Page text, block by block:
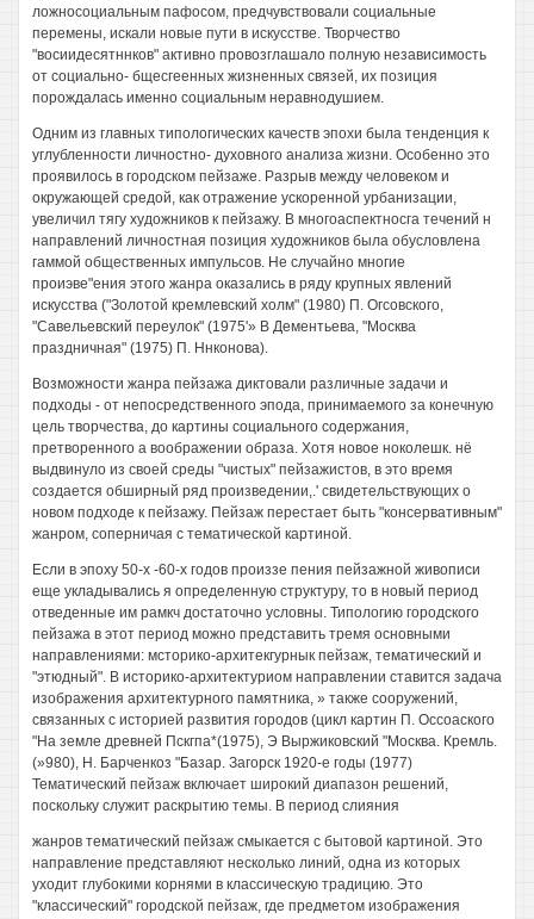
ложносоциальным пафосом, предчувствовали социальные
перемены, искали новые пути в искусстве. Творчество
"восиидесятннков" активно провозглашало полную независимость
от социально- бщесгеенных жизненных связей, их позиция
порождалась именно социальным неравнодушием.
Одним из главных типологических качеств эпохи была тенденция к
углубленности личностно- духовного анализа жизни. Особенно это
проявилось в городском пейзаже. Разрыв между человеком и
окружающей средой, как отражение ускоренной урбанизации,
увеличил тягу художников к пейзажу. В многоаспектносга течений н
направлений личностная позиция художников была обусловлена
гаммой общественных импульсов. Не случайно многие
проиэве"ения этого жанра оказались в ряду крупных явлений
искусства ("Золотой кремлевский холм" (1980) П. Огсовского,
"Савельевский переулок" (1975'» В Дементьева, "Москва
праздничная" (1975) П. Ннконова).
Возможности жанра пейзажа диктовали различные задачи и
подходы - от непосредственного эпода, принимаемого за конечную
цель творчества, до картины социального содержания,
претворенного а воображении образа. Хотя новое ноколешк. нё
выдвинуло из своей среды "чистых" пейзажистов, в это время
создается обширный ряд произведении,.' свидетельствующих о
новом подходе к пейзажу. Пейзаж перестает быть "консервативным"
жанром, соперничая с тематической картиной.
Если в эпоху 50-х -60-х годов произзе пения пейзажной живописи
еще укладывались я определенную структуру, то в новый период
отведенные им рамкч достаточно условны. Типологию городского
пейзажа в этот период можно представить тремя основными
направлениями: мсторико-архитекгурнык пейзаж, тематический и
"этюдный". В историко-архитектуриом направлении ставится задача
изображения архитектурного памятника, » также сооружений,
связанных с историей развития городов (цикл картин П. Оссоаского
"На земле древней Пскгпа*(1975), Э Выржиковский "Москва. Кремль.
(»980), Н. Барченкоз "Базар. Загорск 1920-е годы (1977)
Тематический пейзаж включает широкий диапазон решений,
поскольку служит раскрытию темы. В период слияния
жанров тематический пейзаж смыкается с бытовой картиной. Это
направление представляют несколько линий, одна из которых
уходит глубокими корнями в классическую традицию. Это
"классический" городской пейзаж, где предметом изображения